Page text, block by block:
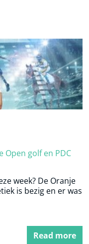
Open golf en PDC
week? De Oranje
is bezig en er was
Read more